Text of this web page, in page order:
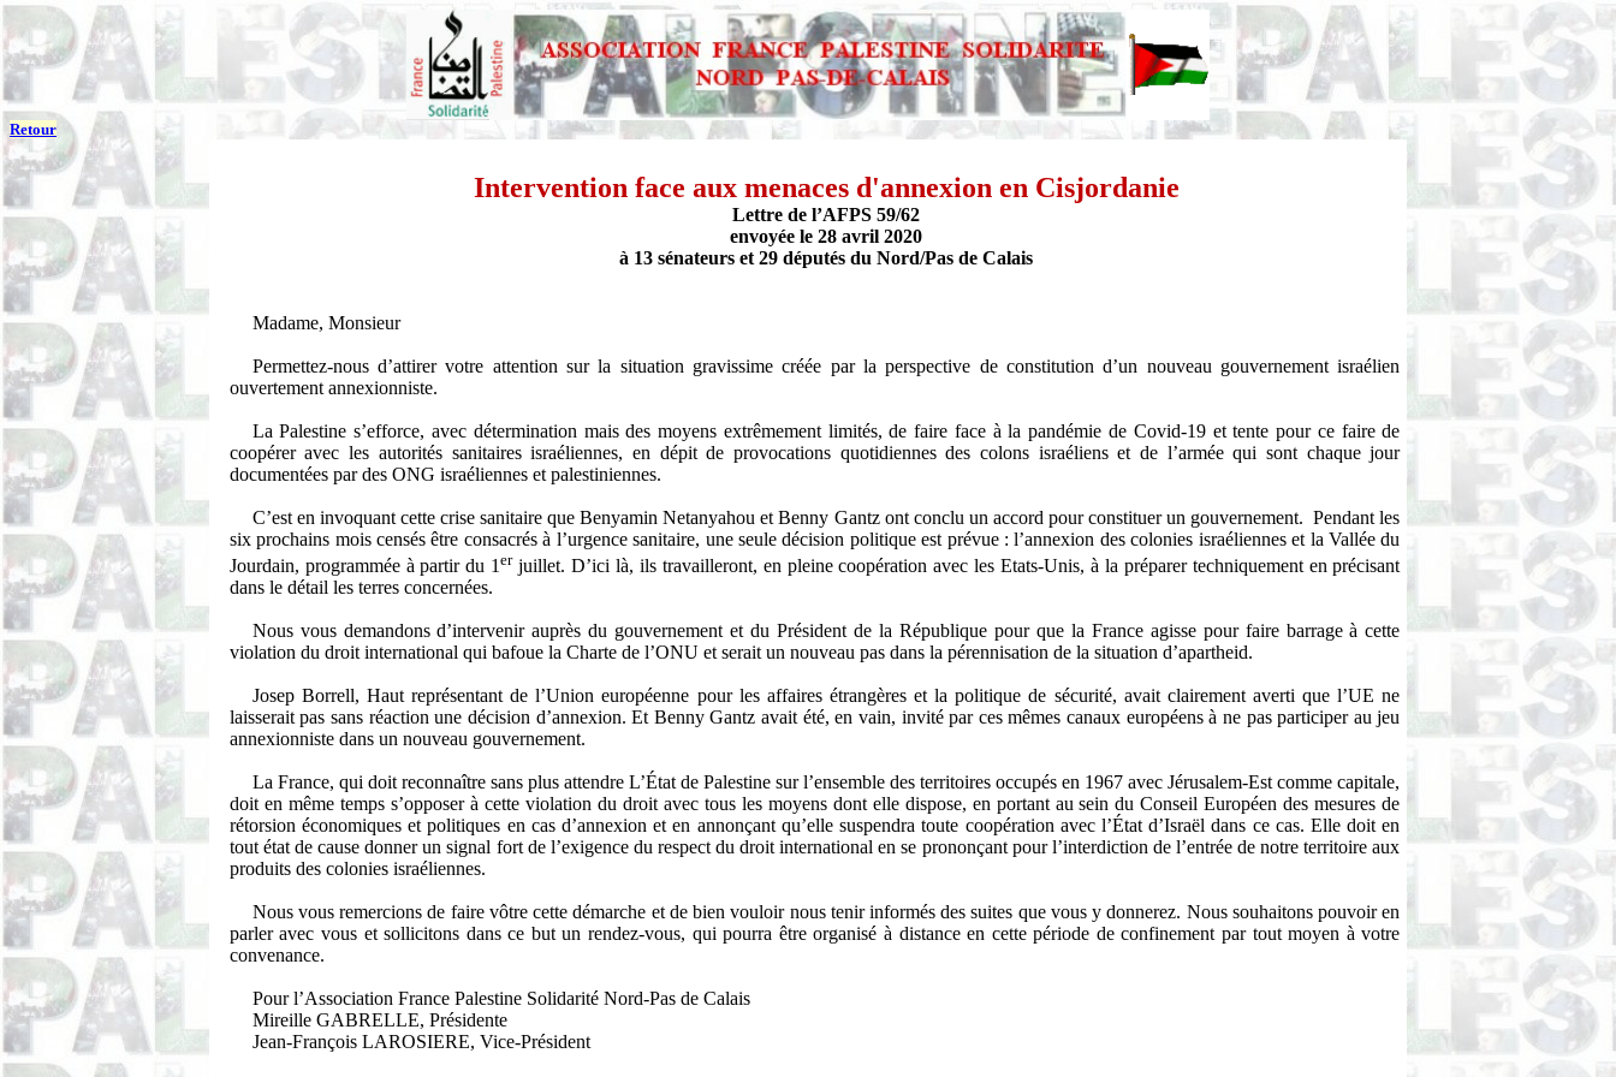
Retour
Intervention face aux menaces d'annexion en Cisjordanie
Lettre de l’AFPS 59/62
envoyée le 28 avril 2020
à 13 sénateurs et 29 députés du Nord/Pas de Calais
Madame, Monsieur
Permettez-nous d’attirer votre attention sur la situation gravissime créée par la perspective de constitution d’un nouveau gouvernement israélien
ouvertement annexionniste.
La Palestine s’efforce, avec détermination mais des moyens extrêmement limités, de faire face à la pandémie de Covid-19 et tente pour ce faire de
coopérer avec les autorités sanitaires israéliennes, en dépit de provocations quotidiennes des colons israéliens et de l’armée qui sont chaque jour
documentées par des ONG israéliennes et palestiniennes.
C’est en invoquant cette crise sanitaire que Benyamin Netanyahou et Benny Gantz ont conclu un accord pour constituer un gouvernement. Pendant les
six prochains mois censés être consacrés à l’urgence sanitaire, une seule décision politique est prévue : l’annexion des colonies israéliennes et la Vallée du
Jourdain, programmée à partir du 1erjuillet. D’ici là, ils travailleront, en pleine coopération avec les Etats-Unis, à la préparer techniquement en précisant
dans le détail les terres concernées.
Nous vous demandons d’intervenir auprès du gouvernement et du Président de la République pour que la France agisse pour faire barrage à cette
violation du droit international qui bafoue la Charte de l’ONU et serait un nouveau pas dans la pérennisation de la situation d’apartheid.
Josep Borrell, Haut représentant de l’Union européenne pour les affaires étrangères et la politique de sécurité, avait clairement averti que l’UE ne
laisserait pas sans réaction une décision d’annexion. Et Benny Gantz avait été, en vain, invité par ces mêmes canaux européens à ne pas participer au jeu
annexionniste dans un nouveau gouvernement.
La France, qui doit reconnaître sans plus attendre L’État de Palestine sur l’ensemble des territoires occupés en 1967 avec Jérusalem-Est comme capitale,
doit en même temps s’opposer à cette violation du droit avec tous les moyens dont elle dispose, en portant au sein du Conseil Européen des mesures de
rétorsion économiques et politiques en cas d’annexion et en annonçant qu’elle suspendra toute coopération avec l’État d’Israël dans ce cas. Elle doit en
tout état de cause donner un signal fort de l’exigence du respect du droit international en se prononçant pour l’interdiction de l’entrée de notre territoire aux
produits des colonies israéliennes.
Nous vous remercions de faire vôtre cette démarche et de bien vouloir nous tenir informés des suites que vous y donnerez. Nous souhaitons pouvoir en
parler avec vous et sollicitons dans ce but un rendez-vous, qui pourra être organisé à distance en cette période de confinement par tout moyen à votre
convenance.
Pour l’Association France Palestine Solidarité Nord-Pas de Calais
Mireille GABRELLE, Présidente
Jean-François LAROSIERE, Vice-Président